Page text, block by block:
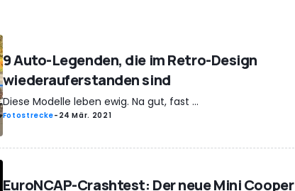
9 Auto-Legenden, die im Retro-Design
wiederauferstanden sind
Diese Modelle leben ewig. Na gut, fast ...
Fotostrecke- 24 Mär. 2021
EuroNCAP-Crashtest: Der neue Mini Cooper